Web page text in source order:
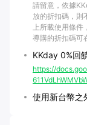
請留意，依據
放的折扣碼，則
上所載使用條
導購的折扣碼可
KKday 0%回
https://
使用新台幣之